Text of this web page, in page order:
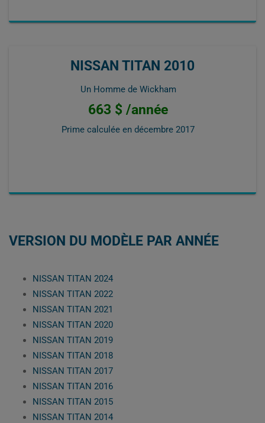
NISSAN TITAN 2010
Un Homme de Wickham
663 $ /année
Prime calculée en décembre 2017
VERSION DU MODÈLE PAR ANNÉE
NISSAN TITAN 2024
NISSAN TITAN 2022
NISSAN TITAN 2021
NISSAN TITAN 2020
NISSAN TITAN 2019
NISSAN TITAN 2018
NISSAN TITAN 2017
NISSAN TITAN 2016
NISSAN TITAN 2015
NISSAN TITAN 2014